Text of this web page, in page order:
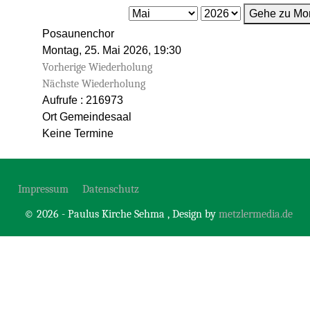
Gehe zu
Posaunenchor
Montag, 25. Mai 2026, 19:30
Vorherige Wiederholung
Nächste Wiederholung
Aufrufe: 216973
OrtGemeindesaal
Keine Termine
Impressum
Datenschutz
© 2026 - Paulus Kirche Sehma , Design by metzlermedia.de